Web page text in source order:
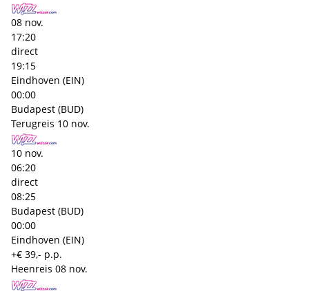
08 nov.
17:20
direct
19:15
Eindhoven (EIN)
00:00
Budapest (BUD)
Terugreis 10 nov.
10 nov.
06:20
direct
08:25
Budapest (BUD)
00:00
Eindhoven (EIN)
+€ 39,- p.p.
Heenreis 08 nov.